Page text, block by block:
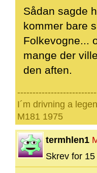
Sådan sagde
kommer bare
Folkevogne...
mange der
den aften.
I´m drivning a
M181 1975
termhlen1
Skrev for